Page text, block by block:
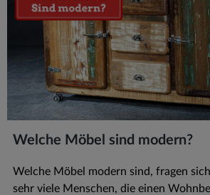
Welche Möbel sind modern?
Welche Möbel modern sind, fragen
sehr viele Menschen, die einen